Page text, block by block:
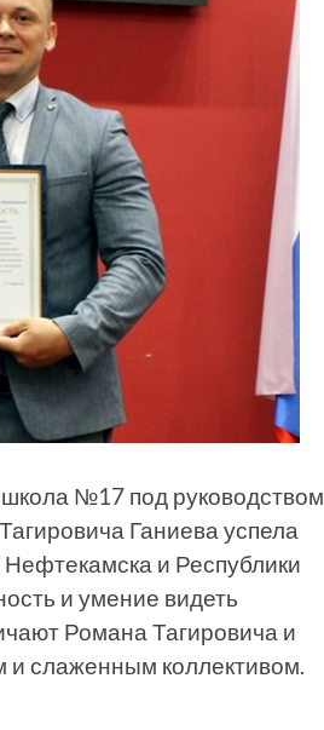
№17 под руководством
Ганиева успела
и Республики
и умение видеть
Романа Тагировича и
слаженным коллективом.